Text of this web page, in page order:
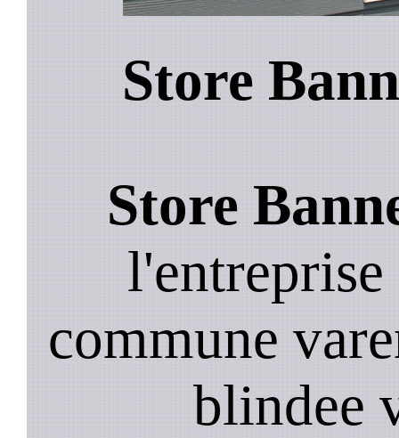
Store
Store
commune
blindee